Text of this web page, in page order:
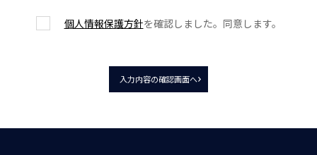
個人情報保護方針を確認しました。同意します。
入力内容の確認画面へ